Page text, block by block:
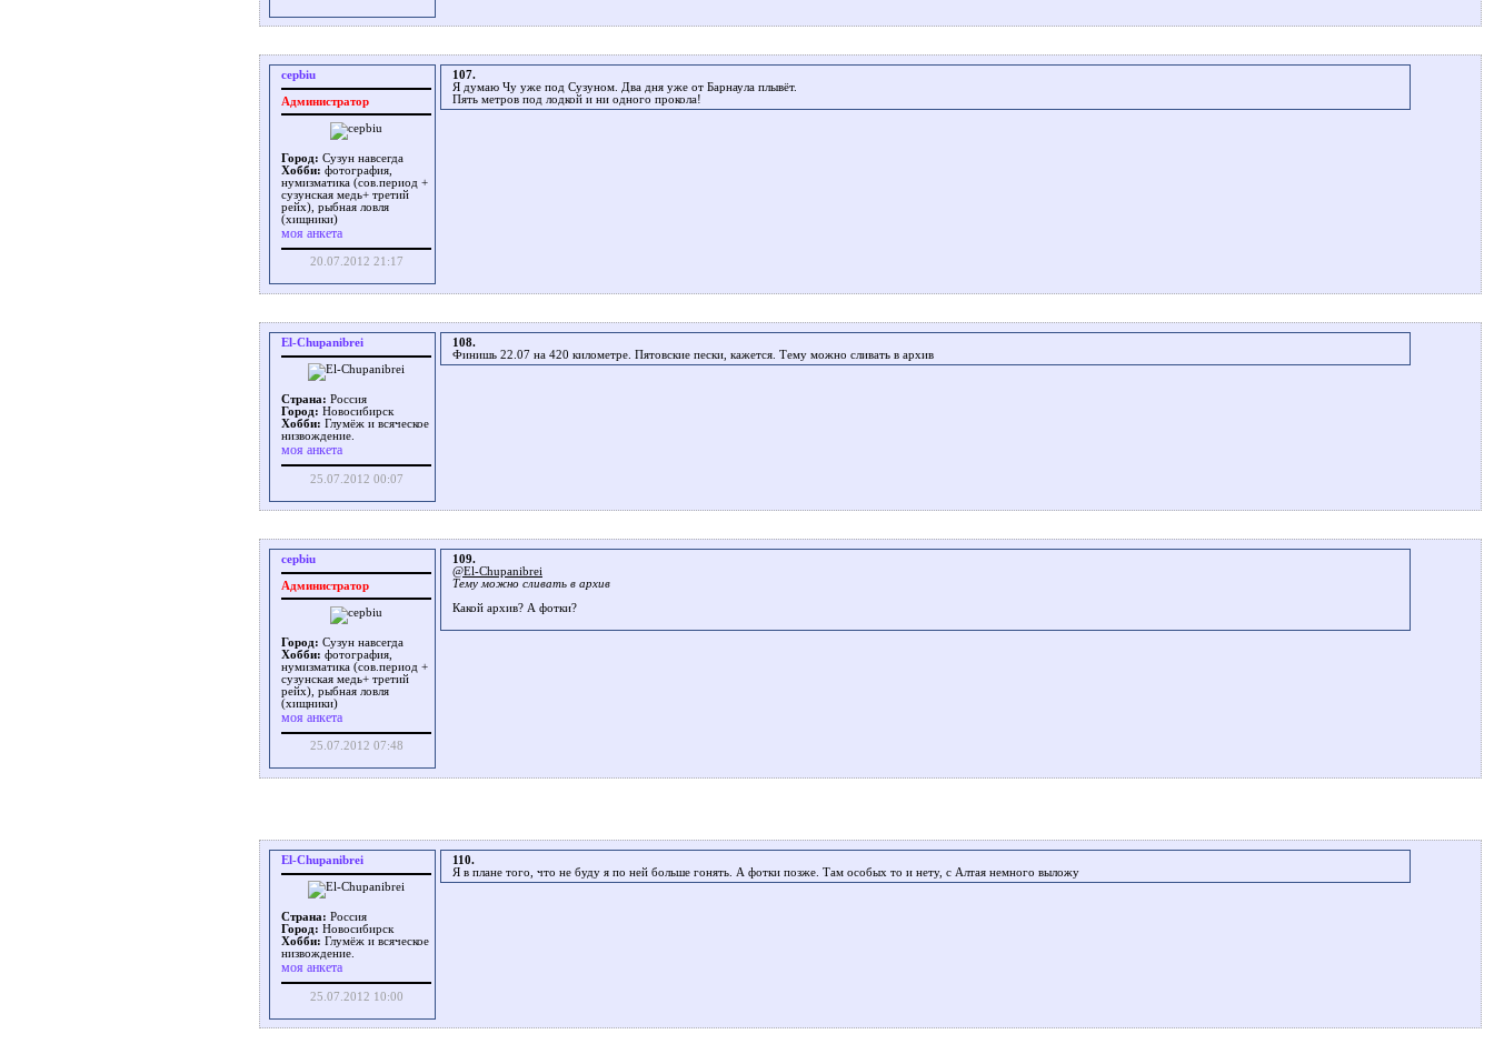
cepbiu
Администратор
Город: Сузун навсегда
Хобби: фотография,
нумизматика (сов.период +
сузунская медь+ третий
рейх), рыбная ловля
(хищники)
моя анкета
20.07.2012 21:17
107.
Я думаю Чу уже под Сузуном. Два дня уже от Барнаула плывёт.
Пять метров под лодкой и ни одного прокола!
El-Chupanibrei
Страна: Россия
Город: Новосибирск
Хобби: Глумёж и всяческое
низвождение.
моя анкета
25.07.2012 00:07
108.
Финишь 22.07 на 420 километре. Пятовские пески, кажется. Тему можно сливать в архив
cepbiu
Администратор
Город: Сузун навсегда
Хобби: фотография,
нумизматика (сов.период +
сузунская медь+ третий
рейх), рыбная ловля
(хищники)
моя анкета
25.07.2012 07:48
109.
@El-Chupanibrei
Тему можно сливать в архив
Какой архив? А фотки?
El-Chupanibrei
Страна: Россия
Город: Новосибирск
Хобби: Глумёж и всяческое
низвождение.
моя анкета
25.07.2012 10:00
110.
Я в плане того, что не буду я по ней больше гонять. А фотки позже. Там особых то и нету, с Алтая немного выложу